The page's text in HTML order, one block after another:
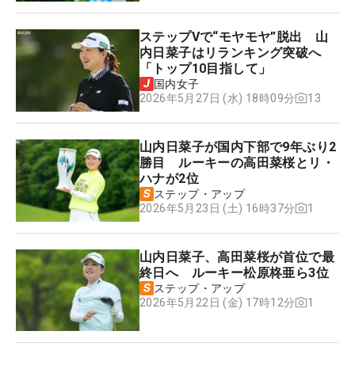
ステップVで“モヤモヤ”脱出 山
内日菜子はリランキング突破へ
「トップ10目指して」
国内女子
2026年5月27日 (水) 18時09分
13
山内日菜子が国内下部で9年ぶり2
勝目 ルーキーの高田菜桜とリ・
ハナが2位
ステップ・アップ
2026年5月23日 (土) 16時37分
1
山内日菜子、高田菜桜が首位で最
終日へ ルーキー松原柊亜ら3位
ステップ・アップ
2026年5月22日 (金) 17時12分
1